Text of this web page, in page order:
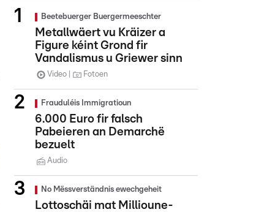
Beetebuerger Buergermeeschter
Metallwäert vu Kräizer a
Figure kéint Grond fir
Vandalismus u Griewer sinn
Video Fotoen
Frauduléis Immigratioun
6.000 Euro fir falsch
Pabeieren an Demarchë
bezuelt
Audio
No Mëssverständnis ewechgeheit
Lottoschäi mat Millioune-